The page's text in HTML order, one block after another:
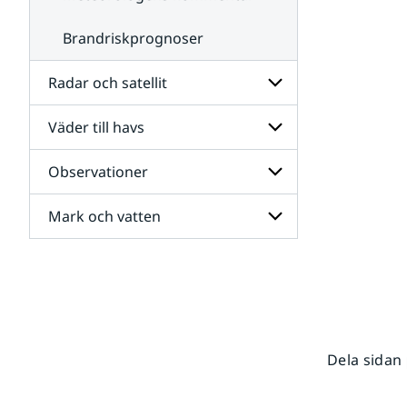
Brandriskprognoser
Radar och satellit
Undersidor
för
Radar
och
satellit
Väder till havs
Undersidor
för
Väder
till
havs
Observationer
Undersidor
för
Mark och vatten
Dela sidan